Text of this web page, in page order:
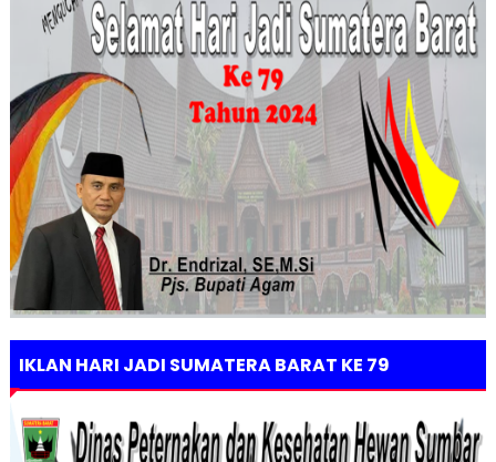
IKLAN HARI JADI SUMATERA BARAT KE 79